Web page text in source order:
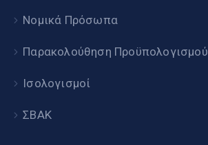
Νομικά Πρόσωπα
Παρακολούθηση Προϋπολογισμού
Ισολογισμοί
ΣΒΑΚ